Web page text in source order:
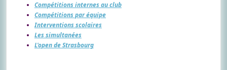
Compétitions internes au club
Compétitions par équipe
Interventions scolaires
Les simultanées
L'open de Strasbourg